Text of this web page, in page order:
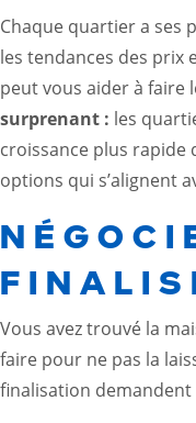
Chaque quartier a ses
les tendances des prix
peut vous aider à faire
surprenant : les
croissance plus rapide
options qui s’alignent
Vous avez trouvé la
faire pour ne pas la
finalisation